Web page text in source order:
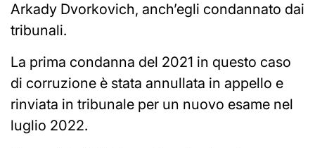
Arkady Dvorkovich, anch’egli condannato dai
tribunali.
La prima condanna del 2021 in questo caso
di corruzione è stata annullata in appello e
rinviata in tribunale per un nuovo esame nel
luglio 2022.